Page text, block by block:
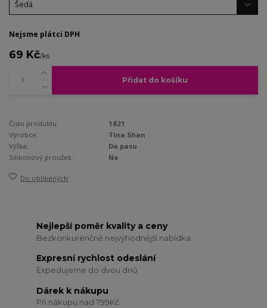
Nejsme plátci DPH
69 Kč/ks
Přidat do košíku
Číslo produktu:
1821
Výrobce:
Tina Shan
Výška:
Do pasu
Silikonový proužek:
Ne
Do oblíbených
Nejlepší poměr kvality a ceny
Bezkonkurenčně nejvýhodnější nabídka
Expresní rychlost odeslání
Expedujeme do dvou dnů
Dárek k nákupu
Při nákupu nad 799Kč